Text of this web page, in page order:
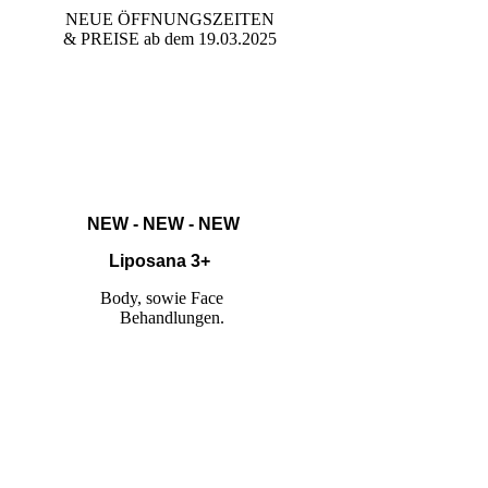
NEUE ÖFFNUNGSZEITEN
& PREISE ab dem 19.03.2025
NEW - NEW - NEW
Liposana 3+
Body, sowie Face
Behandlungen.